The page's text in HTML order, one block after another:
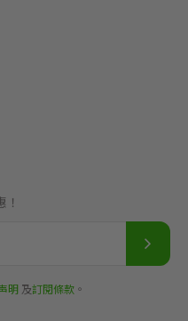
明 及訂閱條款 。